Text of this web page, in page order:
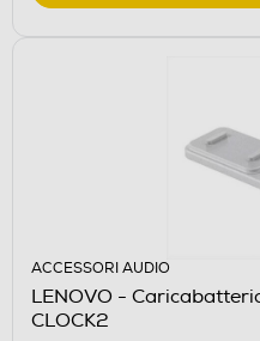
ACCESSORI AUDIO
LENOVO -
CLOCK2